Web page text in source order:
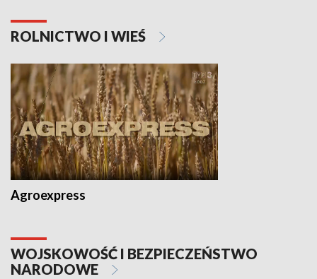
ROLNICTWO I WIEŚ
Agroexpress
WOJSKOWOŚĆ I BEZPIECZEŃSTWO
NARODOWE